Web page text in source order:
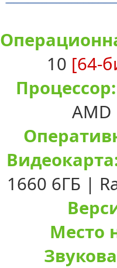
10 [64-
Процессор:
AMD
1660 6ГБ |
Место